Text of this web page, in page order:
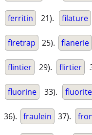
ferritin 21). filature
firetrap 25). flanerie
flintier 29). flirtier
fluorine 33). fluorite
36). fraulein 37).